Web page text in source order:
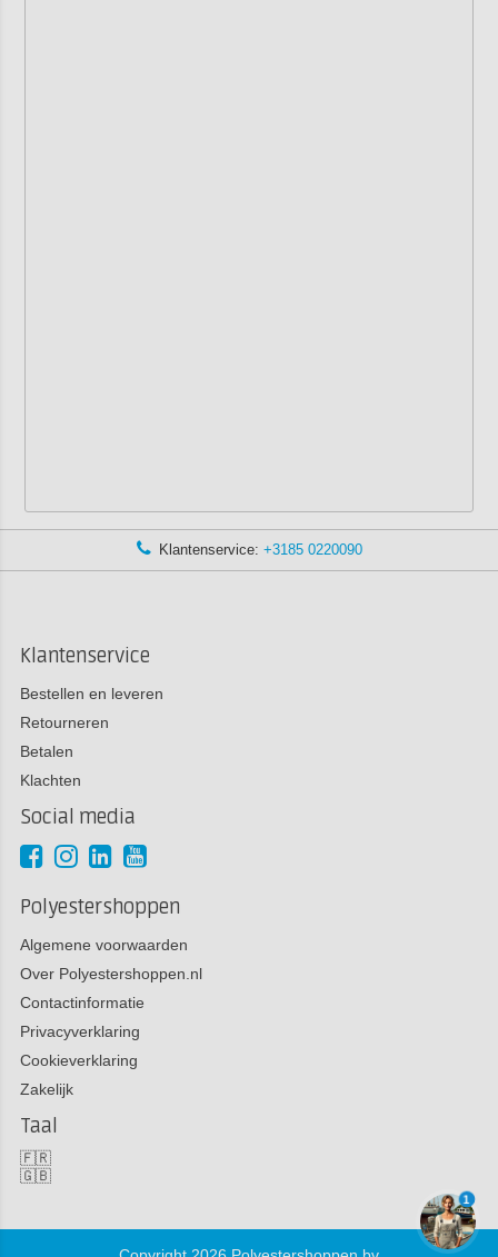
Klantenservice: +3185 0220090
Klantenservice
Bestellen en leveren
Retourneren
Betalen
Klachten
Social media
Polyestershoppen
Algemene voorwaarden
Over Polyestershoppen.nl
Contactinformatie
Privacyverklaring
Cookieverklaring
Zakelijk
Taal
🇫🇷
🇬🇧
1